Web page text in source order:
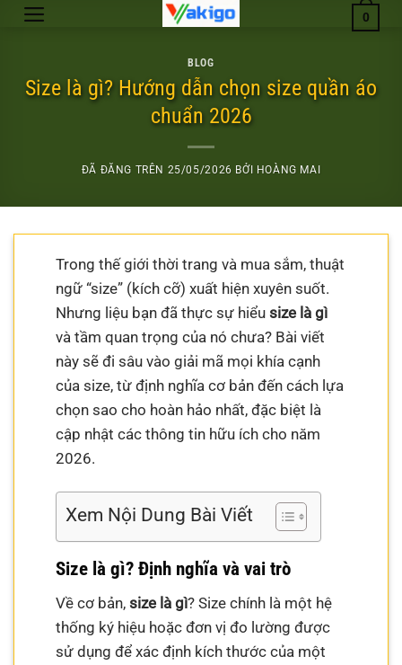
Chuyển
dung
0
BLOG
Size là gì? Hướng dẫn chọn size quần áo
chuẩn 2026
ĐÃ ĐĂNG TRÊN 25/05/2026 BỞI HOÀNG MAI
Trong thế giới thời trang và mua sắm, thuật
ngữ “size” (kích cỡ) xuất hiện xuyên suốt.
Nhưng liệu bạn đã thực sự hiểusize là gì
và tầm quan trọng của nó chưa? Bài viết
này sẽ đi sâu vào giải mã mọi khía cạnh
của size, từ định nghĩa cơ bản đến cách lựa
chọn sao cho hoàn hảo nhất, đặc biệt là
cập nhật các thông tin hữu ích cho năm
2026.
Xem Nội Dung Bài Viết
Size là gì? Định nghĩa và vai trò
Về cơ bản,size là gì? Size chính là một hệ
thống ký hiệu hoặc đơn vị đo lường được
sử dụng để xác định kích thước của một